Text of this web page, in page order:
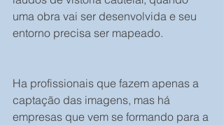
uma obra vai ser desenvolvida e seu
entorno precisa ser mapeado.
Ha profissionais que fazem apenas a
captação das imagens, mas há
empresas que vem se formando para a